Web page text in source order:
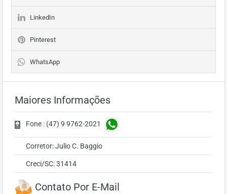
LinkedIn
Pinterest
WhatsApp
Maiores Informações
Fone : (47) 9 9762-2021
Corretor: Julio C. Baggio
Creci/SC: 31414
Contato Por E-Mail